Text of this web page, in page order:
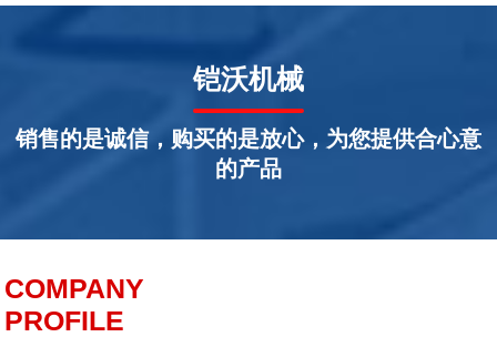
铠沃机械
销售的是诚信，购买的是放心，为您提供合心意
的产品
COMPANY
PROFILE